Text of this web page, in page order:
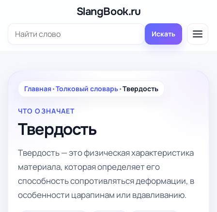
содержимому
SlangBook.ru
Поиск: Искать
Главная•Толковый словарь•Твердость
ЧТО ОЗНАЧАЕТ
Твердость
Твердость — это физическая характеристика
материала, которая определяет его
способность сопротивляться деформации, в
особенности царапинам или вдавливанию.